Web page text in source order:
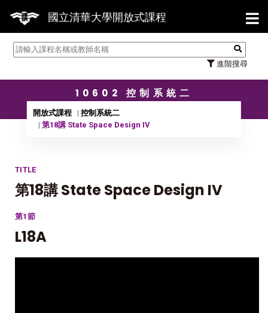
國立清華大學開放式課程
進階搜尋
【
10602 控制系統二
開放式課程
控制系統二
第18講 State Space Design IV
TITLE
第18講 State Space Design IV
第1節
L18A